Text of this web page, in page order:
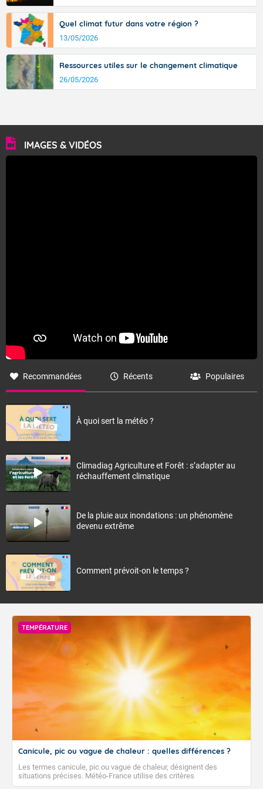
Quel climat futur dans votre région ?
13/05/2026
Ressources utiles sur le changement climatique
26/05/2026
IMAGES & VIDÉOS
Recommandées Récents Populaires
À quoi sert la météo ?
Climadiag Agriculture et Forêt : s’adapter au
réchauffement climatique
De la pluie aux inondations : un phénomène
devenu extrême
Comment prévoit-on le temps ?
TEMPÉRATURE
Canicule, pic ou vague de chaleur : quelles différences ?
Les termes canicule, pic ou vague de chaleur, désignent des
situations précises. Météo-France utilise des critères
climatologiques pour évaluer et qualifier les épisodes de chaleur qui